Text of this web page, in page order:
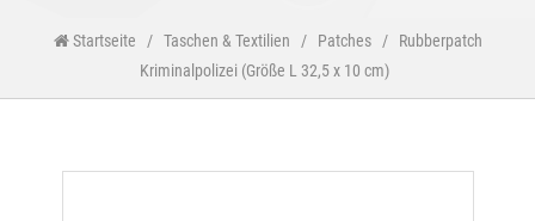
Startseite / Taschen & Textilien / Patches /
Rubberpatch
Kriminalpolizei (Größe L 32,5 x 10 cm)